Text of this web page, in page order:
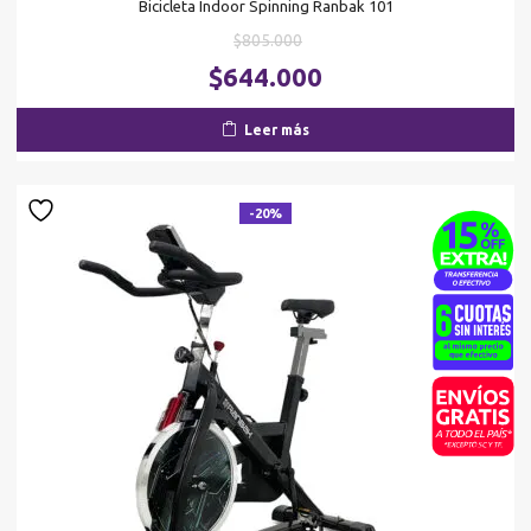
Bicicleta Indoor Spinning Ranbak 101
$805.000El
precio
original
$644.000
Leer más
-20%